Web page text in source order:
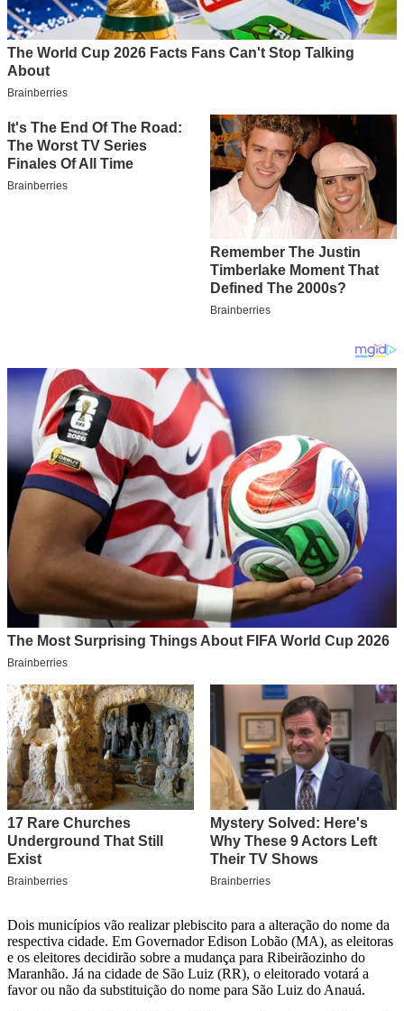
Dois municípios vão realizar plebiscito para a alteração do nome da
respectiva cidade. Em Governador Edison Lobão (MA), as eleitoras
e os eleitores decidirão sobre a mudança para Ribeirãozinho do
Maranhão. Já na cidade de São Luiz (RR), o eleitorado votará a
favor ou não da substituição do nome para São Luiz do Anauá.